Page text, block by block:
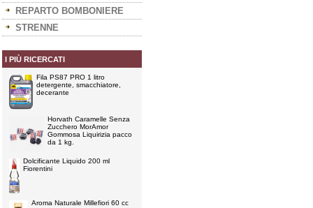
REPARTO BOMBONIERE
STRENNE
I PIÙ RICERCATI
Fila PS87 PRO 1 litro
detergente, smacchiatore,
decerante
Horvath Caramelle Senza
Zucchero MorAmor
Gommosa Liquirizia pacco
da 1 kg.
Dolcificante Liquido 200 ml
Fiorentini
Aroma Naturale Millefiori 60 cc